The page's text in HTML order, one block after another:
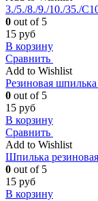
3./5./8./9./10./35./
0 out of 5
15 руб
В корзину
Сравнить
Add to Wishlist
Резиновая
0 out of 5
15 руб
В корзину
Сравнить
Add to Wishlist
Шпилька
0 out of 5
15 руб
В корзину